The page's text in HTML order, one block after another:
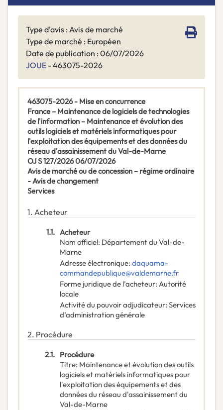
Type d'avis : Avis de marché
Type de marché : Européen
Date de publication : 06/07/2026
JOUE - 463075-2026
463075-2026 - Mise en concurrence
France – Maintenance de logiciels de technologies
de l'information – Maintenance et évolution des
outils logiciels et matériels informatiques pour
l'exploitation des équipements et des données du
réseau d'assainissement du Val-de-Marne
OJ S 127/2026 06/07/2026
Avis de marché ou de concession – régime ordinaire
- Avis de changement
Services
1. Acheteur
1.1. Acheteur
Nom officiel: Département du Val-de-
Marne
Adresse électronique: daquama-
commandepublique@valdemarne.fr
Forme juridique de l’acheteur: Autorité
locale
Activité du pouvoir adjudicateur: Services
d’administration générale
2. Procédure
2.1. Procédure
Titre: Maintenance et évolution des outils
logiciels et matériels informatiques pour
l'exploitation des équipements et des
données du réseau d'assainissement du
Val-de-Marne